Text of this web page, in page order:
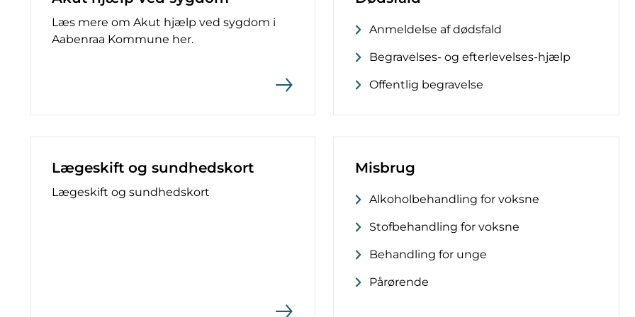
Læs mere om Akut hjælp ved sygdom i
Aabenraa Kommune her.
Anmeldelse af dødsfald
Begravelses- og efterlevelses-hjælp
Offentlig begravelse
Lægeskift og sundhedskort
Lægeskift og sundhedskort
Misbrug
Alkoholbehandling for voksne
Stofbehandling for voksne
Behandling for unge
Pårørende